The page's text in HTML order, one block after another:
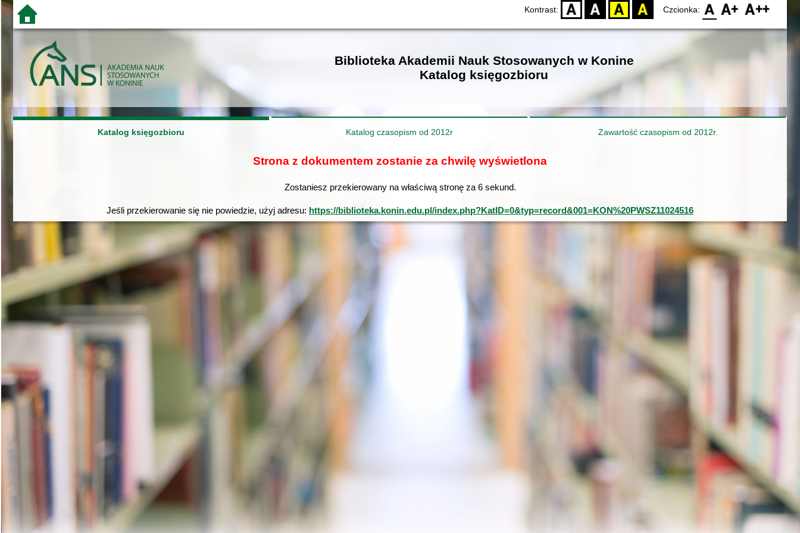
Kontrast: D BW YB BY Czcionka: F0 F1 F2
Biblioteka Akademii Nauk Stosowanych w Konine
Katalog księgozbioru
Katalog księgozbioru Katalog czasopism od 2012r Zawartość czasopism od 2012r.
Strona z dokumentem zostanie za chwilę wyświetlona
Zostaniesz przekierowany na właściwą stronę za 6sekund.
Jeśli przekierowanie się nie powiedzie, użyj adresu: https://biblioteka.konin.edu.pl/index.php?KatID=0&typ=record&001=KON%20PWSZ11024516